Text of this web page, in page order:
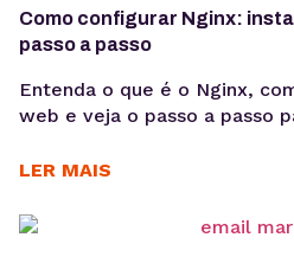
Como configurar Nginx:
passo a passo
Entenda o que é o Nginx,
web e veja o passo a passo
Aprender como configurar
sites em produção com mais
LER MAIS